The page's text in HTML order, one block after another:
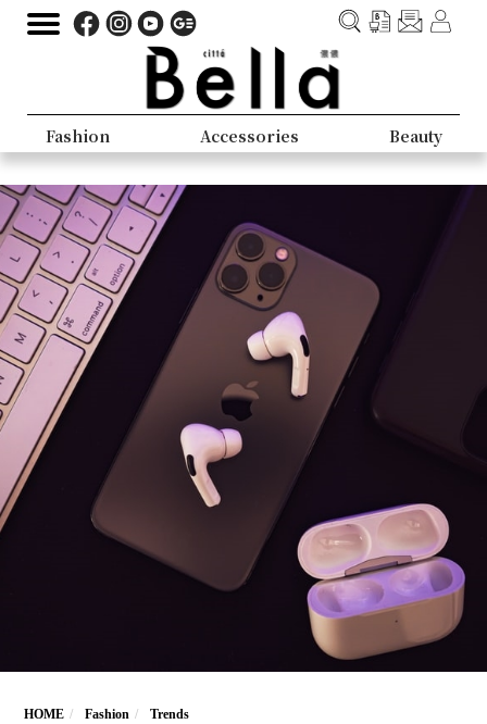
Fashion Accessories Beauty
HOME Fashion Trends